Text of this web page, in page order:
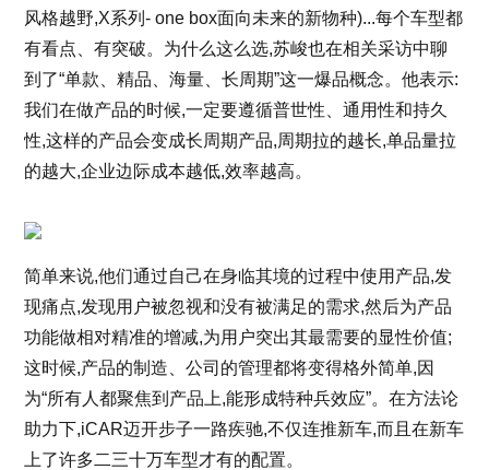
风格越野,X系列- one box面向未来的新物种)...每个车型都
有看点、有突破。为什么这么选,苏峻也在相关采访中聊
到了“单款、精品、海量、长周期”这一爆品概念。他表示:
我们在做产品的时候,一定要遵循普世性、通用性和持久
性,这样的产品会变成长周期产品,周期拉的越长,单品量拉
的越大,企业边际成本越低,效率越高。
简单来说,他们通过自己在身临其境的过程中使用产品,发
现痛点,发现用户被忽视和没有被满足的需求,然后为产品
功能做相对精准的增减,为用户突出其最需要的显性价值;
这时候,产品的制造、公司的管理都将变得格外简单,因
为“所有人都聚焦到产品上,能形成特种兵效应”。在方法论
助力下,iCAR迈开步子一路疾驰,不仅连推新车,而且在新车
上了许多二三十万车型才有的配置。